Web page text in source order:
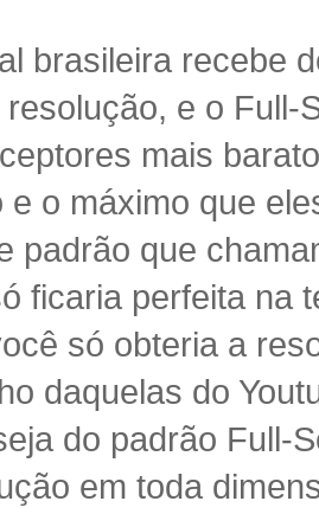
brasileira recebe
e o Full-
mais
e o máximo que
padrão que
ficaria perfeita na
só obteria a
daquelas do
do padrão Full-
em toda